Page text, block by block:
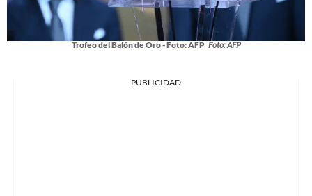
Trofeo del Balón de Oro - Foto: AFP Foto: AFP
PUBLICIDAD